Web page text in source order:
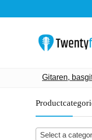
Gitaren,
Select a